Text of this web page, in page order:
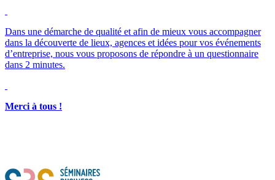
Dans une démarche de qualité et afin de mieux vous accompagner
dans la découverte de lieux, agences et idées pour vos événements
d’entreprise, nous vous proposons de répondre à un questionnaire
dans 2 minutes.
Merci à tous !